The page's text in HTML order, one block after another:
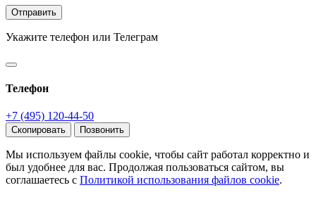
Отправить
Укажите телефон или Телеграм
Телефон
+7 (495) 120-44-50
Скопировать Позвонить
Мы используем файлы cookie, чтобы сайт работал корректно и
был удобнее для вас. Продолжая пользоваться сайтом, вы
соглашаетесь с Политикой использования файлов cookie.